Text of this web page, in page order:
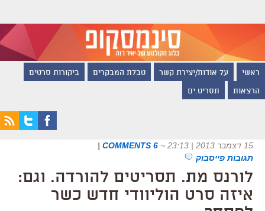
ראשי על אודות/יצירת קשר טבלת המבקרים ביקורות סרטים
הרצאות תסריט.ים
15 דצמבר 2013 | 23:13 ~
6 COMMENTS
|
תגובות פייסבוק
לורנס מת. תסריטים להורדה. וגם:
איזה סרט הוליוודי חדש כשר